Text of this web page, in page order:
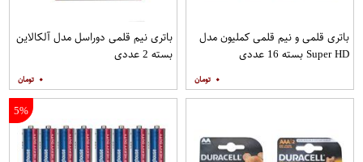
باتری قلمی و نیم قلمی کملیون مدل
Super HD بسته 16 عددی
۰
باتری نیم قلمی دوراسل مدل آلکالاین
بسته 2 عددی
۰
5%